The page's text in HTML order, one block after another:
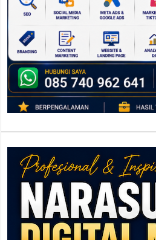
Perkembangan dunia
industri tidak hanya
mengubah cara
perusahaan
memproduksi barang,…